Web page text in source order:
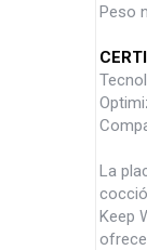
Peso
La
Keep